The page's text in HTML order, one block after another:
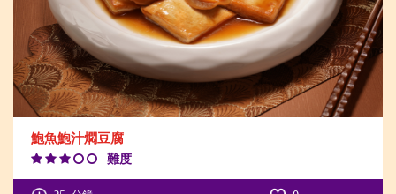
鮑魚鮑汁燜豆腐
難度